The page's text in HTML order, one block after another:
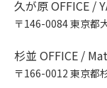
久が原 OFFICE /
〒146-0084 東京都
杉並 OFFICE /
〒166-0012 東京都